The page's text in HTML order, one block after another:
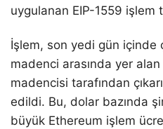
uygulanan EIP-1559 işlem
İşlem, son yedi gün içinde
madenci arasında yer
madencisi tarafından
edildi. Bu, dolar bazında
büyük Ethereum işlem